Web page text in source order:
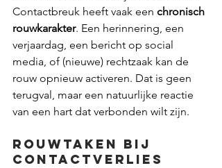
Contactbreuk heeft vaak een chronisch
rouwkarakter. Een herinnering, een
verjaardag, een bericht op social
media, of (nieuwe) rechtzaak kan de
rouw opnieuw activeren. Dat is geen
terugval, maar een natuurlijke reactie
van een hart dat verbonden wilt zijn.
Rouwtaken bij
contactverlies